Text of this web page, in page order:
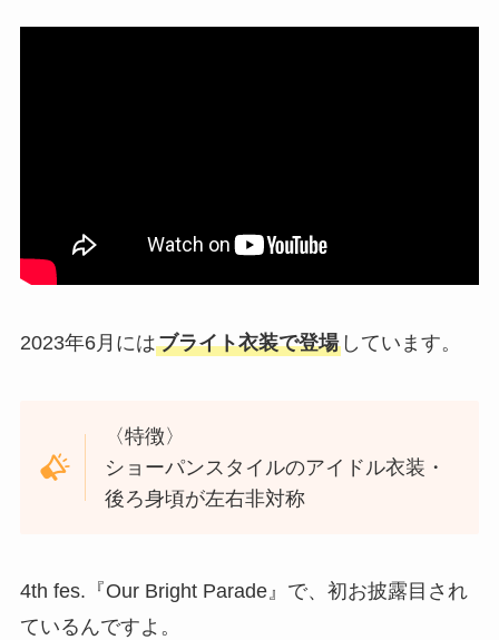
2023年6月にはブライト衣装で登場しています。
〈特徴〉
ショーパンスタイルのアイドル衣装・
後ろ身頃が左右非対称
4th fes.『Our Bright Parade』で、初お披露目され
ているんですよ。